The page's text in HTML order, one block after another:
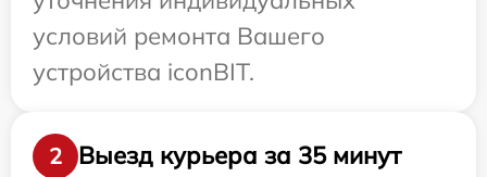
условий ремонта Вашего
устройства iconBIT.
2
Выезд курьера за 35 минут